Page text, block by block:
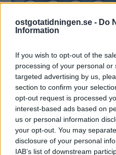
ostgotatidningen.se - Do
Information
If you wish to opt-out of the
processing of your personal
targeted advertising by us,
section to confirm your
opt-out request is processed
interest-based ads based on
us or personal information
your opt-out. You may
disclosure of your personal
IAB’s list of downstream